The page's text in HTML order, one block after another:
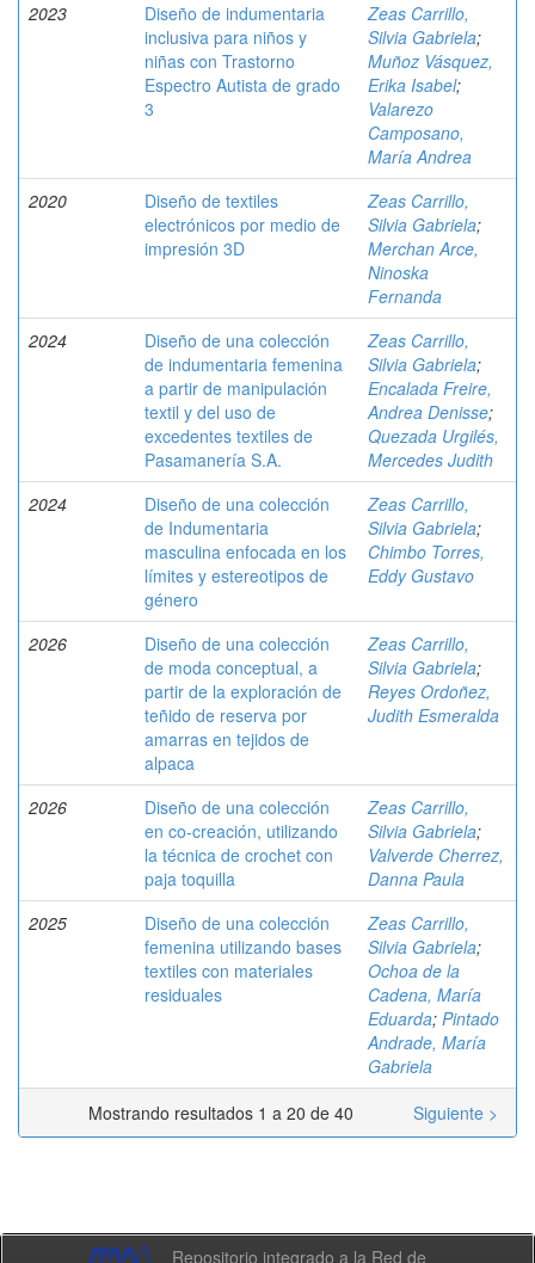
2023
Diseño de indumentaria
inclusiva para niños y
niñas con Trastorno
Espectro Autista de grado
3
Zeas Carrillo,
Silvia Gabriela;
Muñoz Vásquez,
Erika Isabel;
Valarezo
Camposano,
María Andrea
2020
Diseño de textiles
electrónicos por medio de
impresión 3D
Zeas Carrillo,
Silvia Gabriela;
Merchan Arce,
Ninoska
Fernanda
2024
Diseño de una colección
de indumentaria femenina
a partir de manipulación
textil y del uso de
excedentes textiles de
Pasamanería S.A.
Zeas Carrillo,
Silvia Gabriela;
Encalada Freire,
Andrea Denisse;
Quezada Urgilés,
Mercedes Judith
2024
Diseño de una colección
de Indumentaria
masculina enfocada en los
límites y estereotipos de
género
Zeas Carrillo,
Silvia Gabriela;
Chimbo Torres,
Eddy Gustavo
2026
Diseño de una colección
de moda conceptual, a
partir de la exploración de
teñido de reserva por
amarras en tejidos de
alpaca
Zeas Carrillo,
Silvia Gabriela;
Reyes Ordoñez,
Judith Esmeralda
2026
Diseño de una colección
en co-creación, utilizando
la técnica de crochet con
paja toquilla
Zeas Carrillo,
Silvia Gabriela;
Valverde Cherrez,
Danna Paula
2025
Diseño de una colección
femenina utilizando bases
textiles con materiales
residuales
Zeas Carrillo,
Silvia Gabriela;
Ochoa de la
Cadena, María
Eduarda; Pintado
Andrade, María
Gabriela
Mostrando resultados 1 a 20 de 40
Siguiente >
Repositorio integrado a la Red de